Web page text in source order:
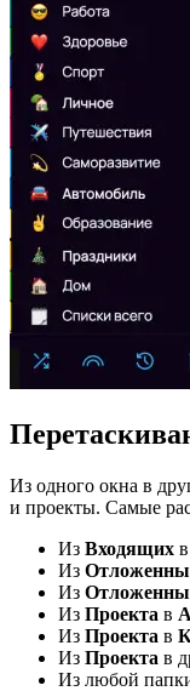
Из одного окна в
и проекты. Самые
Из Входящих в
Из
Из
Из Проекта в
Из Проекта в
Из Проекта в
Из любой